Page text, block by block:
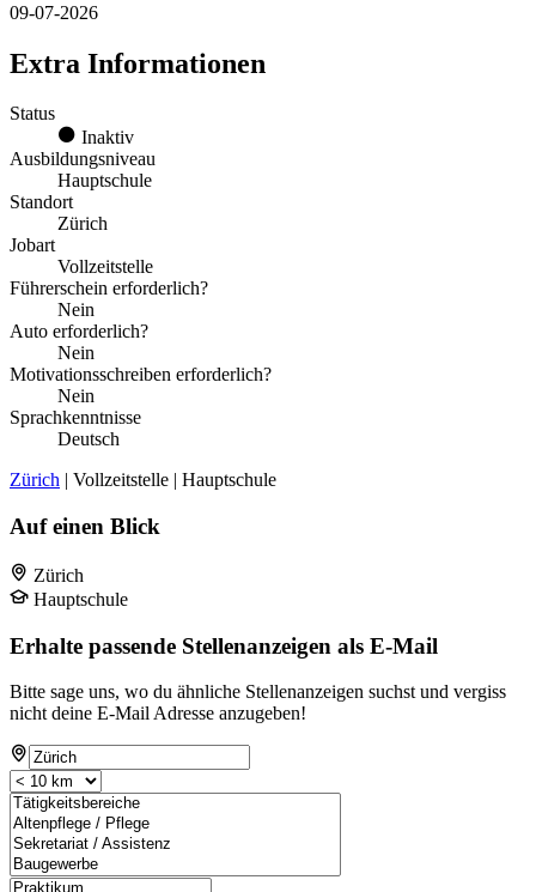
09-07-2026
Extra Informationen
Status
Inaktiv
Ausbildungsniveau
Hauptschule
Standort
Zürich
Jobart
Vollzeitstelle
Führerschein erforderlich?
Nein
Auto erforderlich?
Nein
Motivationsschreiben erforderlich?
Nein
Sprachkenntnisse
Deutsch
Zürich | Vollzeitstelle | Hauptschule
Auf einen Blick
Zürich
Hauptschule
Erhalte passende Stellenanzeigen als E-Mail
Bitte sage uns, wo du ähnliche Stellenanzeigen suchst und vergiss
nicht deine E-Mail Adresse anzugeben!